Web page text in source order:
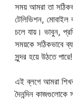
সময় আমরা তা
টেলিভিশন, মোবাইল
চলে যায়। ভাবুন,
সময়কে সঠিকভাবে
সুন্দর হয়ে উঠতে পারে!
এই ব্লগে আমরা শিখব
দৈনন্দিন